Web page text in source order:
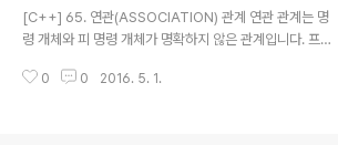
계에 있는 개체의 속성을 변경해야겠죠. 혹은 개체의 속성
이 변하면 UI 컨트롤을 통해 변경한 정보를 사용자에 알려
이와 같은 의존 관계는 표현하지 않을 거예요. 소프트웨어
[C++] 65. 연관(ASSOCIATION) 관계 연관 관계는 명
령 개체와 피 명령 개체가 명확하지 않은 관계입니다. 프로
표현하는 것이 안전합니다. 연관 관계는 약사와 의사처럼
0 0 2016. 5. 1.